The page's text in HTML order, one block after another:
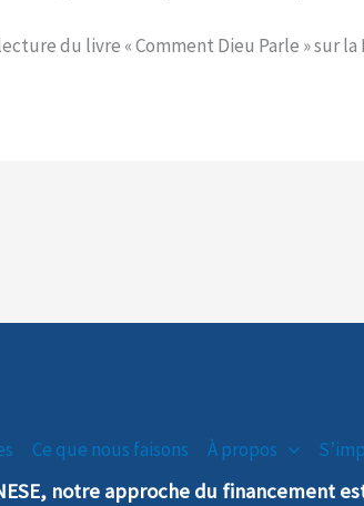
du livre « Comment Dieu Parle » sur la
Ce que nous faisons À propos
notreapprochedu financement